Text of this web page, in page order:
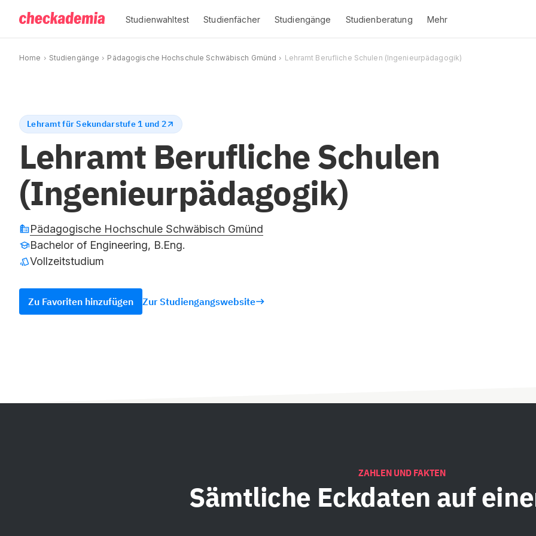
Studienwahltest Studienfächer Studiengänge Studienberatung Mehr
Home Studiengänge Pädagogische Hochschule Schwäbisch Gmünd Lehramt Berufliche Schulen (Ingenieurpädagogik)
Lehramt für Sekundarstufe 1 und 2
Lehramt Berufliche Schulen
(Ingenieurpädagogik)
Pädagogische Hochschule Schwäbisch Gmünd
Bachelor of Engineering, B.Eng.
Vollzeitstudium
Zu Favoriten hinzufügen Zur Studiengangswebsite
ZAHLEN UND FAKTEN
Sämtliche Eckdaten auf